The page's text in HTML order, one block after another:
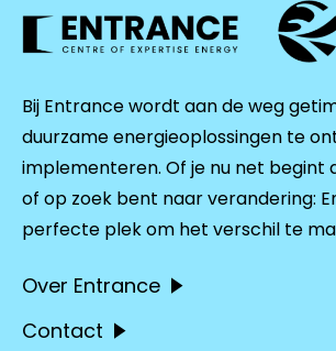
Bij Entrance wordt aan de weg
duurzame energieoplossingen te
implementeren. Of je nu net begint
of op zoek bent naar verandering:
perfecte plek om het verschil te
Over Entrance
Contact